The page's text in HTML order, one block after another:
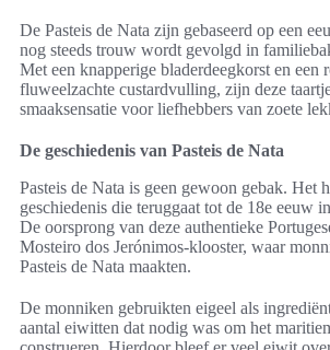
De Pasteis de Nata zijn gebaseerd op een
nog steeds trouw wordt gevolgd in
Met een knapperige bladerdeegkorst en een
fluweelzachte custardvulling, zijn deze
smaaksensatie voor liefhebbers van zoete
De geschiedenis van Pasteis de Nata
Pasteis de Nata is geen gewoon gebak. Het
geschiedenis die teruggaat tot de 18e eeuw
De oorsprong van deze authentieke
Mosteiro dos Jerónimos-klooster, waar
Pasteis de Nata maakten.
De monniken gebruikten eigeel als
aantal eiwitten dat nodig was om het